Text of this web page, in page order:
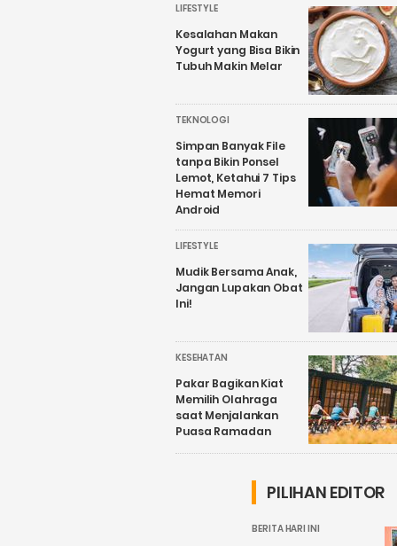
LIFESTYLE
Kesalahan Makan
Yogurt yang Bisa Bikin
Tubuh Makin Melar
TEKNOLOGI
Simpan Banyak File
tanpa Bikin Ponsel
Lemot, Ketahui 7 Tips
Hemat Memori
Android
LIFESTYLE
Mudik Bersama Anak,
Jangan Lupakan Obat
Ini!
KESEHATAN
Pakar Bagikan Kiat
Memilih Olahraga
saat Menjalankan
Puasa Ramadan
PILIHAN EDITOR
BERITA HARI INI